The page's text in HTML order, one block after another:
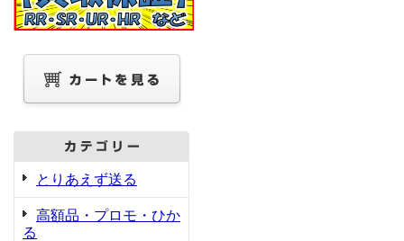
とりあえず送る
高額品・プロモ・ひか
る